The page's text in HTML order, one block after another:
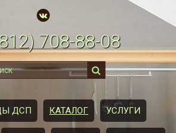
708-88-08
ДСП КАТАЛОГ УСЛУГИ